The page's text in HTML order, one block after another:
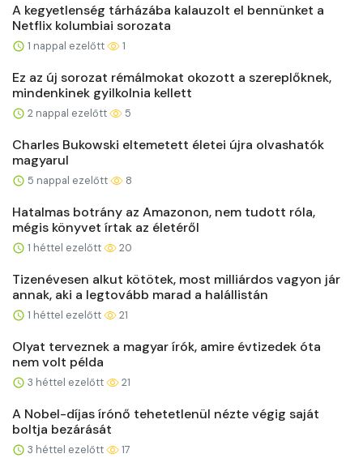
A kegyetlenség tárházába kalauzolt el bennünket a
Netflix kolumbiai sorozata
1 nappal ezelőtt 1
Ez az új sorozat rémálmokat okozott a szereplőknek,
mindenkinek gyilkolnia kellett
2 nappal ezelőtt 5
Charles Bukowski eltemetett életei újra olvashatók
magyarul
5 nappal ezelőtt 8
Hatalmas botrány az Amazonon, nem tudott róla,
mégis könyvet írtak az életéről
1 héttel ezelőtt 20
Tizenévesen alkut kötötek, most milliárdos vagyon jár
annak, aki a legtovább marad a halállistán
1 héttel ezelőtt 21
Olyat terveznek a magyar írók, amire évtizedek óta
nem volt példa
3 héttel ezelőtt 21
A Nobel-díjas írónő tehetetlenül nézte végig saját
boltja bezárását
3 héttel ezelőtt 17